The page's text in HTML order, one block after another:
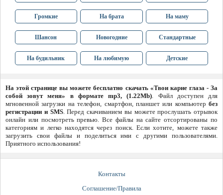
Громкие На брата На маму
Шансон Новогодние Стандартные
На будильник На любимую Детские
На этой странице вы можете бесплатно скачать «Твои карие глаза - За
собой зовут меня» в формате mp3, (1.22Mb). Файл доступен для
мгновенной загрузки на телефон, смартфон, планшет или компьютер без
регистрации и SMS. Перед скачиванием вы можете прослушать отрывок
онлайн или посмотреть превью. Все файлы на сайте отсортированы по
категориям и легко находятся через поиск. Если хотите, можете также
загрузить свои файлы и поделиться ими с другими пользователями.
Приятного использования!
Контакты
Соглашение/Правила